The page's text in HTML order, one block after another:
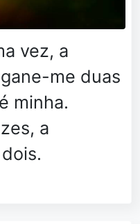
vez, a
me duas
minha.
a